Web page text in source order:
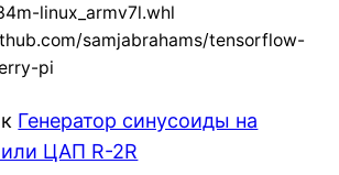
linux_armv7l.whl
samjabrahams/tensorflow-
pi
к Генератор синусоиды на
ЦАП R-2R